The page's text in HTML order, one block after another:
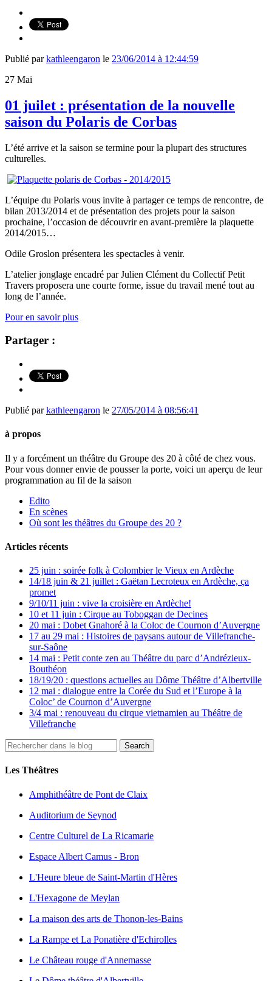
Publié parkathleengaron le 23/06/2014 à 12:44:59
27 Mai
01 juilet : présentation de la nouvelle
saison du Polaris de Corbas
L’été arrive et la saison se termine pour la plupart des structures
culturelles.
L’équipe du Polaris vous invite à partager ce temps de rencontre, de
bilan 2013/2014 et de présentation des projets pour la saison
prochaine, l’occasion de découvrir en avant-première la plaquette
2014/2015…
Odile Groslon présentera les spectacles à venir.
L’atelier jonglage encadré par Julien Clément du Collectif Petit
Travers proposera une courte forme, issue du travail mené tout au
long de l’année.
Pour en savoir plus
Partager :
Publié parkathleengaron le 27/05/2014 à 08:56:41
à propos
Il y a forcément un théâtre du Groupe des 20 à côté de chez vous.
Pour vous donner envie de pousser la porte, voici un aperçu de leur
programmation au fil de la saison
Edito
En scènes
Où sont les théâtres du Groupe des 20 ?
Articles récents
25 juin : soirée folk à Colombier le Vieux en Ardèche
14/18 juin & 21 juillet : Gaëtan Lecroteux en Ardèche, ça
promet
9/10/11 juin : vive la croisière en Ardèche!
10 et 11 juin : Cirque au Toboggan de Decines
20 mai : Dobet Gnahoré à la Coloc de Cournon d’Auvergne
17 au 29 mai : Histoires de paysans autour de Villefranche-
sur-Saône
14 mai : Petit conte zen au Théâtre du parc d’Andrézieux-
Bouthéon
18/19/20 : questions actuelles au Dôme Théâtre d’Albertville
12 mai : dialogue entre la Corée du Sud et l’Europe à la
Coloc’ de Cournon d’Auvergne
3/4 mai : renouveau du cirque vietnamien au Théâtre de
Villefranche
Les Théâtres
Amphithéâtre de Pont de Claix
Auditorium de Seynod
Centre Culturel de La Ricamarie
Espace Albert Camus - Bron
L'Heure bleue de Saint-Martin d'Hères
L'Hexagone de Meylan
La maison des arts de Thonon-les-Bains
La Rampe et La Ponatière d'Echirolles
Le Château rouge d'Annemasse